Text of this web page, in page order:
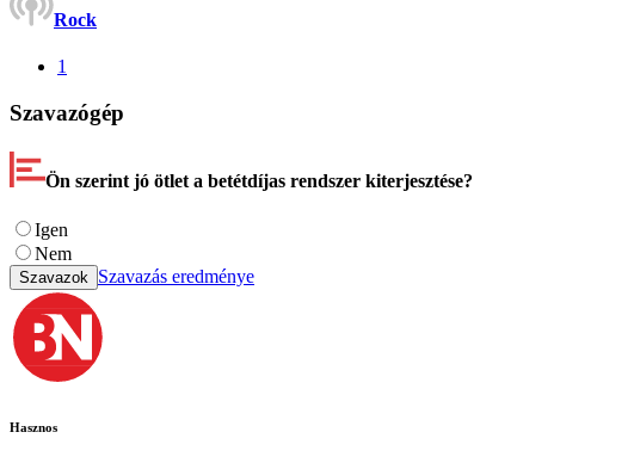
Rock
1
Szavazógép
Ön szerint jó ötlet a betétdíjas rendszer kiterjesztése?
Igen
Nem
Szavazok Szavazás eredménye
Hasznos